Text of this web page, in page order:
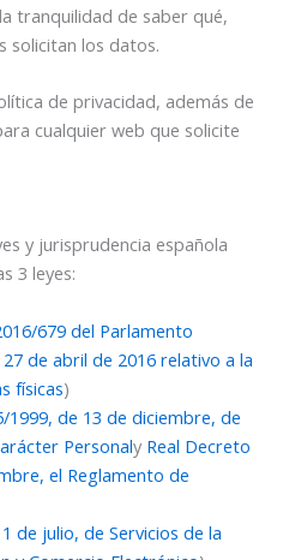
tranquilidad de saber qué,
solicitan los datos.
de privacidad, además de
cualquier web que solicite
y jurisprudencia española
3 leyes:
679 del Parlamento
de abril de 2016 relativo a la
físicas)
1999, de 13 de diciembre, de
Personaly Real Decreto
el Reglamento de
de julio, de Servicios de la